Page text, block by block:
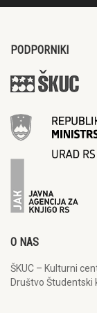
PODPORNIKI
O NAS
ŠKUC – Kulturni
Društvo Študentski